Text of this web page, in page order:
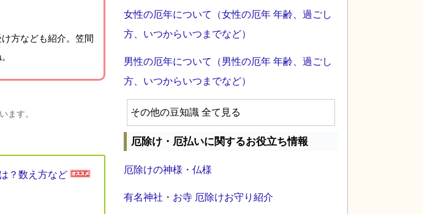
方なども紹介。笠間
ます。
？数え方など
女性の厄年について（女性の厄年 年齢、過ごし
方、いつからいつまでなど）
男性の厄年について（男性の厄年 年齢、過ごし
方、いつからいつまでなど）
その他の豆知識 全て見る
厄除け・厄払いに関するお役立ち情報
厄除けの神様・仏様
有名神社・お寺 厄除けお守り紹介